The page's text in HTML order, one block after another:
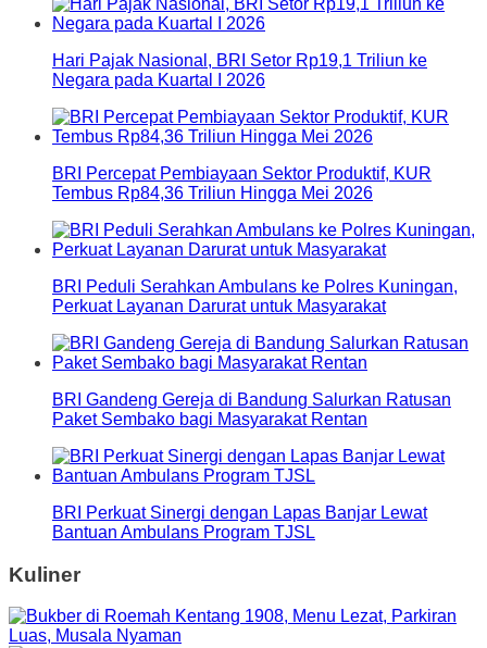
Hari Pajak Nasional, BRI Setor Rp19,1 Triliun ke
Negara pada Kuartal I 2026
BRI Percepat Pembiayaan Sektor Produktif, KUR
Tembus Rp84,36 Triliun Hingga Mei 2026
BRI Peduli Serahkan Ambulans ke Polres Kuningan,
Perkuat Layanan Darurat untuk Masyarakat
BRI Gandeng Gereja di Bandung Salurkan Ratusan
Paket Sembako bagi Masyarakat Rentan
BRI Perkuat Sinergi dengan Lapas Banjar Lewat
Bantuan Ambulans Program TJSL
Kuliner